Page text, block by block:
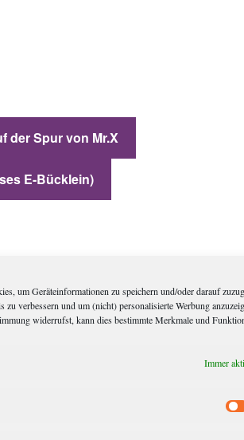
um Geräteinformationen zu speichern und/oder darauf
verbessern und um (nicht) personalisierte Werbung
widerrufst, kann dies bestimmte Merkmale und
Immer
der Spur von Mr.X
E-Bücklein)